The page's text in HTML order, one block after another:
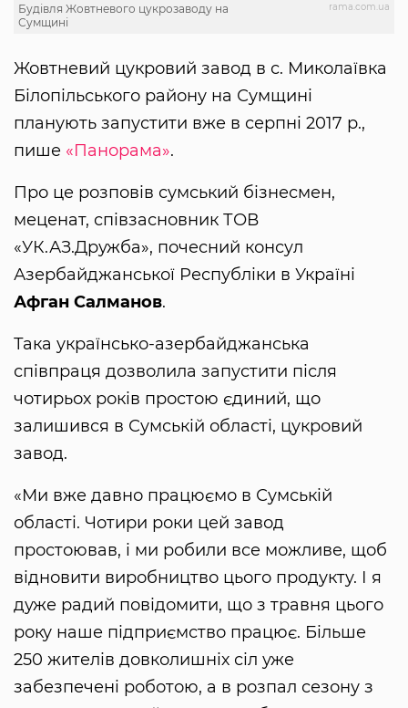
rama.com.ua
Будівля Жовтневого цукрозаводу на
Сумщині
Жовтневий цукровий завод в с. Миколаївка
Білопільського району на Сумщині
планують запустити вже в серпні 2017 р.,
пише «Панорама».
Про це розповів сумський бізнесмен,
меценат, співзасновник ТОВ
«УК.АЗ.Дружба», почесний консул
Азербайджанської Республіки в Україні
Афган Салманов.
Така українсько-азербайджанська
співпраця дозволила запустити після
чотирьох років простою єдиний, що
залишився в Сумській області, цукровий
завод.
«Ми вже давно працюємо в Сумській
області. Чотири роки цей завод
простоював, і ми робили все можливе, щоб
відновити виробництво цього продукту. І я
дуже радий повідомити, що з травня цього
року наше підприємство працює. Більше
250 жителів довколишніх сіл уже
забезпечені роботою, а в розпал сезону з